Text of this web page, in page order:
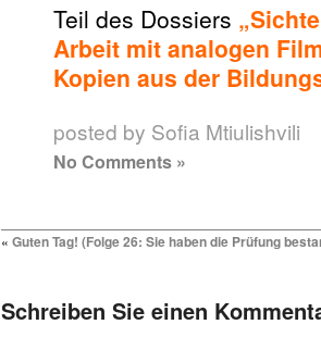
Teil des Dossiers
Arbeit mit analogen
Kopien aus der
posted by Sofia Mtiulishvili
No Comments »
« Guten Tag! (Folge 26: Sie haben die Prüfung
Schreiben Sie einen